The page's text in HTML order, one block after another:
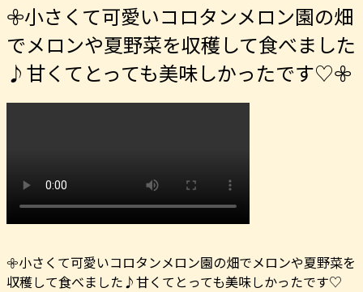
キ
ッ
プ
𖧷小さくて可愛いコロタンメロン園の畑
でメロンや夏野菜を収穫して食べました
♪甘くてとっても美味しかったです♡𖧷
𖧷小さくて可愛いコロタンメロン園の畑でメロンや夏野菜を
収穫して食べました♪甘くてとっても美味しかったです♡